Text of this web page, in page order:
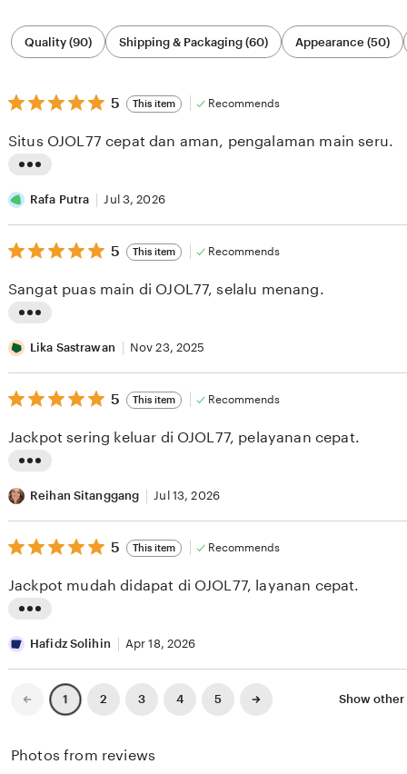
Filter
by
category
Quality (90) Shipping & Packaging (60) Appearance (50)
5
out
5
stars
5 This item Recommends
i
s
t
n
r
e
v
e
b
y
R
f
P
u
Situs OJOL77 cepat dan aman, pengalaman main seru.
Rafa Putra Jul 3, 2026
5
out
5
stars
5 This item Recommends
i
s
t
n
r
e
v
e
b
y
a
Sangat puas main di OJOL77, selalu menang.
Lika Sastrawan Nov 23, 2025
5
out
5
stars
5 This item Recommends
i
s
t
n
r
e
Jackpot sering keluar di OJOL77, pelayanan cepat.
Reihan Sitanggang Jul 13, 2026
5
out
5
stars
5 This item Recommends
i
s
Jackpot mudah didapat di OJOL77, layanan cepat.
Hafidz Solihin Apr 18, 2026
Previous
page
1 2 3 4 5
Next
page
Show other
Photos from reviews